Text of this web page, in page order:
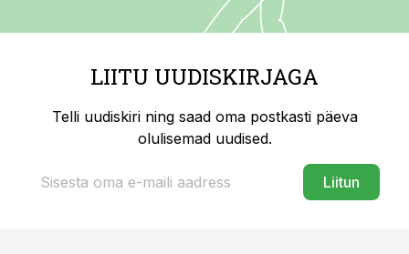
LIITU UUDISKIRJAGA
Telli uudiskiri ning saad oma postkasti päeva
olulisemad uudised.
Liitun